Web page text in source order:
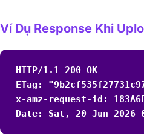
Ví Dụ Response Khi
HTTP/1.1 200 OK
ETag:
x-amz-request-id:
Date: Sat, 20 Jun 2026